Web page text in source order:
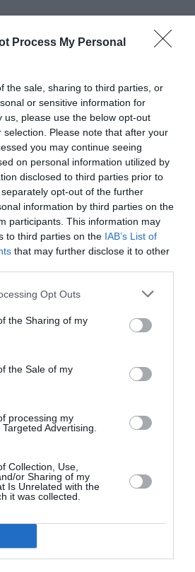
Process My Personal
the sale, sharing to third parties, or
or sensitive information for
us, please use the below opt-out
Please note that after your
you may continue seeing
on personal information utilized by
disclosed to third parties prior to
opt-out of the further
information by third parties on the
participants. This information may
to third parties on the IAB’s List of
that may further disclose it to other
Opt Outs
the Sharing of my
the Sale of my
processing my
Advertising.
Collection, Use,
or Sharing of my
Is Unrelated with the
it was collected.
#raya
αλλά έμοιαζε με βίντεο
για να μην θεωρεί εκείνη
υποκρίνεται πως είναι ο
05orO8nmUL
May 3, 2021
his title as the Most
in Hollywood i see
(@hunteryharris)
αν θα συνεχιστεί το φλερτ
ξεκαθάρισε τα πράγματα ή
από το γεγονός ότι το
στο διαδίκτυο και όλοι
εφαρμογές γνωριμιών.
εθεάθη να περνά χρόνο